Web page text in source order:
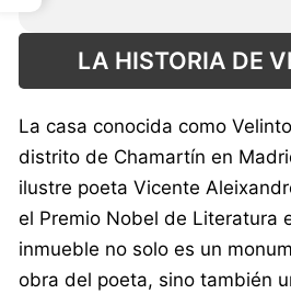
LA HISTORIA DE
La casa conocida como
distrito de Chamartín en
ilustre poeta Vicente
el Premio Nobel de Literatura
inmueble no solo es un
obra del poeta, sino también